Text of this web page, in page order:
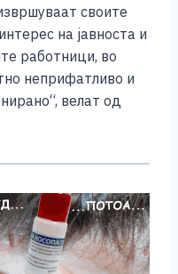
своите
на јавноста и
работници, во
неприфатливо и
велат од